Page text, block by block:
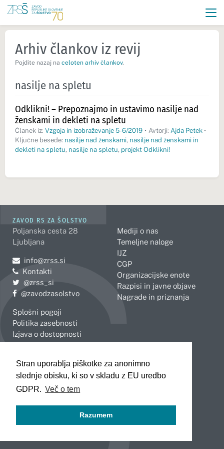
Stran uporablja piškotke za anonimno
slednje obisku, ki so v skladu z EU uredbo
GDPR. Več o tem
Razumem
Arhiv člankov iz revij
Pojdite nazaj na celoten arhiv člankov.
nasilje na spletu
Odklikni! – Prepoznajmo in ustavimo nasilje nad
ženskami in dekleti na spletu
Članek iz: Vzgoja in izobraževanje 5-6/2019 • Avtorji: Ajda Petek •
Ključne besede: nasilje nad ženskami, nasilje nad ženskami in
dekleti na spletu, nasilje na spletu, projekt Odklikni!
ZAVOD RS ZA ŠOLSTVO
Poljanska cesta 28
Ljubljana
Pošljite e-mail na
info@zrss.si
Kontakti
Pojdite na Twitter:
@zrss_si
Pojdite na Facebook:
@zavodzasolstvo
Splošni pogoji
Politika zasebnosti
Izjava o dostopnosti
Mediji o nas
Temeljne naloge
IJZ
CGP
Organizacijske enote
Razpisi in javne objave
Nagrade in priznanja
Celje
Koper
Kranj
Novo mesto
Slovenj Gradec